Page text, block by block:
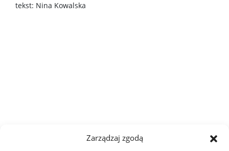
Zarządzaj zgodą
tekst: Nina Kowalska